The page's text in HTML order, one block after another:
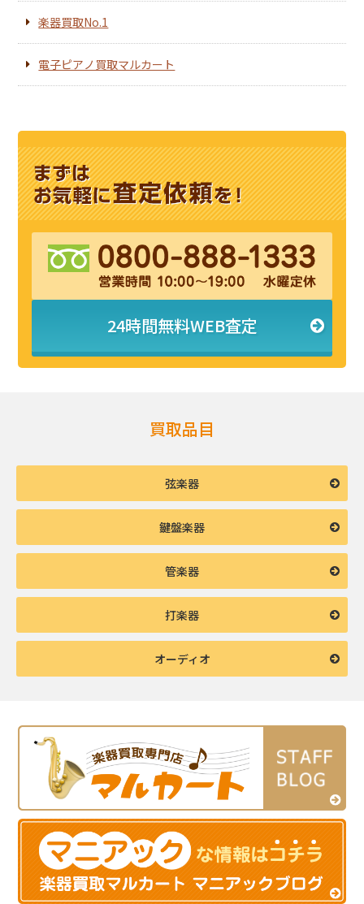
楽器買取No.1
電子ピアノ買取マルカート
24時間無料WEB査定
買取品目
弦楽器
鍵盤楽器
管楽器
打楽器
オーディオ